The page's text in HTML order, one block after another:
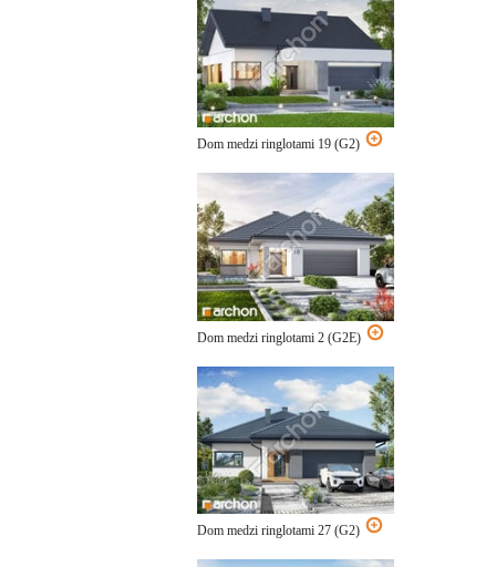
Dom medzi ringlotami 19 (G2)
Dom medzi ringlotami 2 (G2E)
Dom medzi ringlotami 27 (G2)